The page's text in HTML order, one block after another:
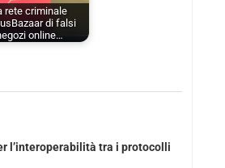
rete criminale
di falsi
online…
l’interoperabilità tra i protocolli